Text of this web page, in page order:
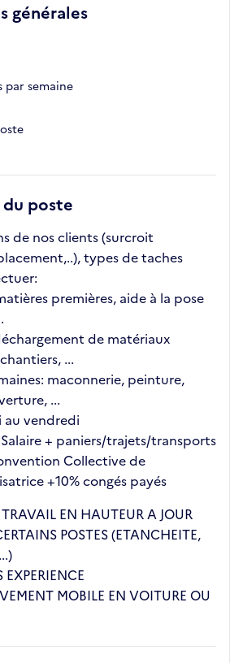
générales
par semaine
poste
de nos clients (surcroit
types de taches
premières, aide à la pose
de matériaux
...
maconnerie, peinture,
...
au vendredi
+ paniers/trajets/transports
Collective de
+10% congés payés
EN HAUTEUR A JOUR
POSTES (ETANCHEITE,
MOBILE EN VOITURE OU